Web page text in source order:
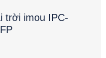
trời imou IPC-